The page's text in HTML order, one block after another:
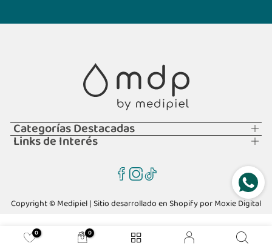
Categorías Destacadas
Links de Interés
Copyright © Medipiel | Sitio desarrollado en Shopify porMoxie Digital
0 0